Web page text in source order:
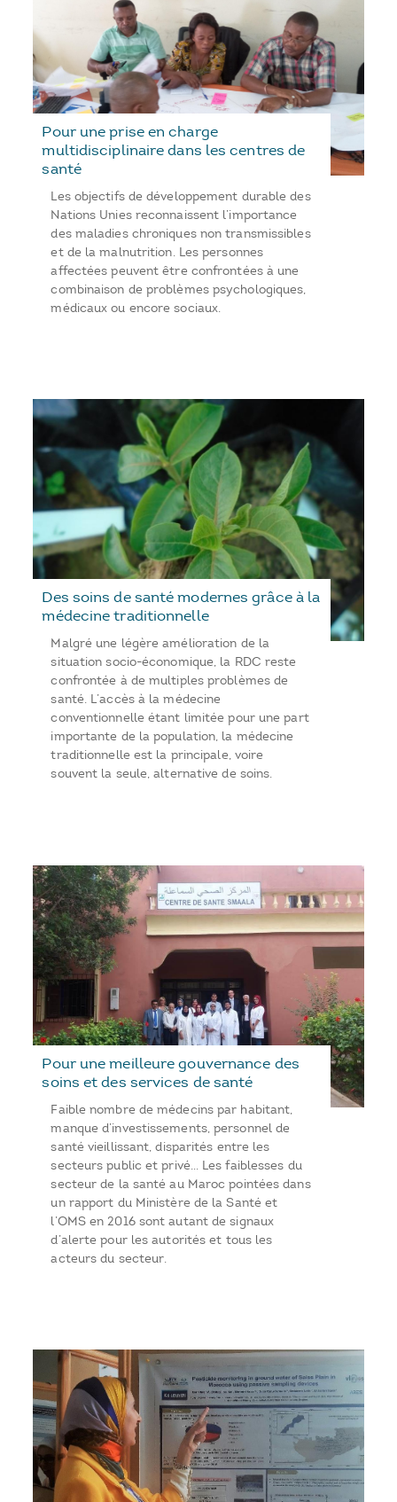
Pour une prise en charge
multidisciplinaire dans les centres de
santé
Les objectifs de développement durable des
Nations Unies reconnaissent l’importance
des maladies chroniques non transmissibles
et de la malnutrition. Les personnes
affectées peuvent être confrontées à une
combinaison de problèmes psychologiques,
médicaux ou encore sociaux.
Des soins de santé modernes grâce à la
médecine traditionnelle
Malgré une légère amélioration de la
situation socio-économique, la RDC reste
confrontée à de multiples problèmes de
santé. L’accès à la médecine
conventionnelle étant limitée pour une part
importante de la population, la médecine
traditionnelle est la principale, voire
souvent la seule, alternative de soins.
Pour une meilleure gouvernance des
soins et des services de santé
Faible nombre de médecins par habitant,
manque d’investissements, personnel de
santé vieillissant, disparités entre les
secteurs public et privé… Les faiblesses du
secteur de la santé au Maroc pointées dans
un rapport du Ministère de la Santé et
l’OMS en 2016 sont autant de signaux
d’alerte pour les autorités et tous les
acteurs du secteur.